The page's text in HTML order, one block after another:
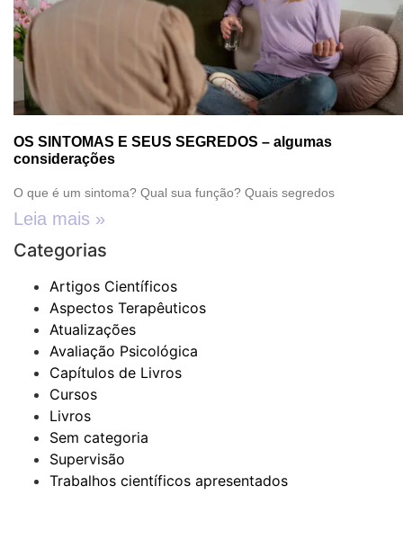
OS SINTOMAS E SEUS SEGREDOS – algumas
considerações
O que é um sintoma? Qual sua função? Quais segredos
Leia mais »
Categorias
Artigos Científicos
Aspectos Terapêuticos
Atualizações
Avaliação Psicológica
Capítulos de Livros
Cursos
Livros
Sem categoria
Supervisão
Trabalhos científicos apresentados